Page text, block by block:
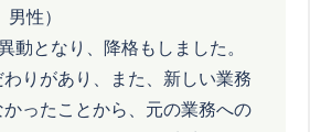
性）
動となり、降格もしました。
りがあり、また、新しい業務
ったことから、元の業務への